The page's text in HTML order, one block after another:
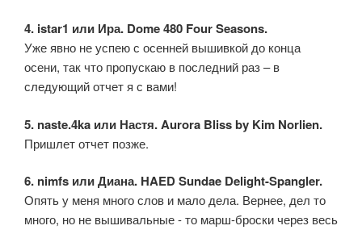
4. istar1 или Ира. Dome 480 Four Seasons.
Уже явно не успею с осенней вышивкой до конца
осени, так что пропускаю в последний раз – в
следующий отчет я с вами!
5. naste.4ka или Настя. Aurora Bliss by Kim Norlien.
Пришлет отчет позже.
6. nimfs или Диана. HAED Sundae Delight-Spangler.
Опять у меня много слов и мало дела. Вернее, дел то
много, но не вышивальные - то марш-броски через весь